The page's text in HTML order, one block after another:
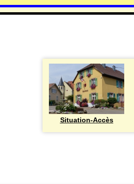
Situation-Accès